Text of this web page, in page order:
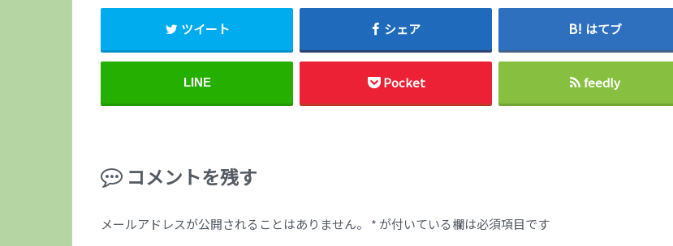
ツイート シェア はてブ
LINE Pocket feedly
コメントを残す
メールアドレスが公開されることはありません。 * が付いている欄は必須項目です